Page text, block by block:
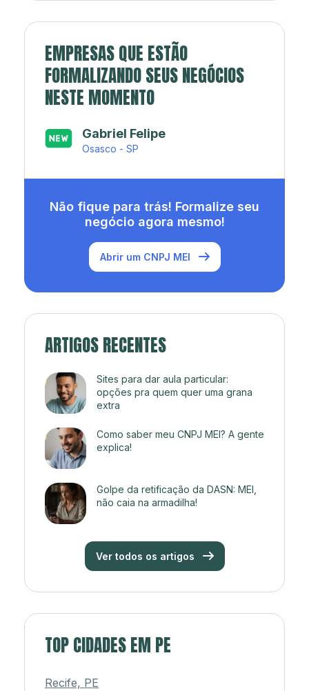
EMPRESAS QUE ESTÃO
FORMALIZANDO SEUS NEGÓCIOS
NESTE MOMENTO
Japa’s açaí e sorveteria
Rio de Janeiro - RJ
Não fique para trás! Formalize seu
negócio agora mesmo!
Abrir um CNPJ MEI
ARTIGOS RECENTES
Sites para dar aula particular:
opções pra quem quer uma grana
extra
Como saber meu CNPJ MEI? A gente
explica!
Golpe da retificação da DASN: MEI,
não caia na armadilha!
Ver todos os artigos
TOP CIDADES EM PE
Recife, PE